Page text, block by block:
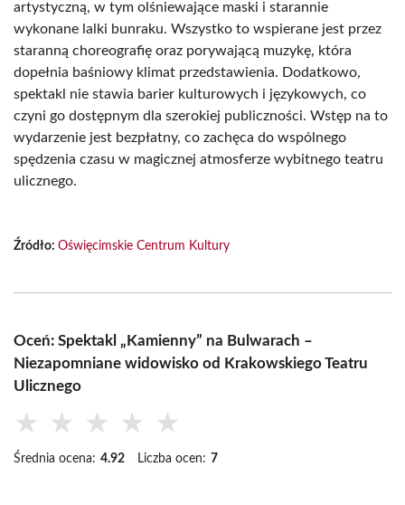
artystyczną, w tym olśniewające maski i starannie
wykonane lalki bunraku. Wszystko to wspierane jest przez
staranną choreografię oraz porywającą muzykę, która
dopełnia baśniowy klimat przedstawienia. Dodatkowo,
spektakl nie stawia barier kulturowych i językowych, co
czyni go dostępnym dla szerokiej publiczności. Wstęp na to
wydarzenie jest bezpłatny, co zachęca do wspólnego
spędzenia czasu w magicznej atmosferze wybitnego teatru
ulicznego.
Źródło: Oświęcimskie Centrum Kultury
Oceń: Spektakl „Kamienny” na Bulwarach –
Niezapomniane widowisko od Krakowskiego Teatru
Ulicznego
★ ★ ★ ★ ★
Średnia ocena: 4.92 Liczba ocen: 7